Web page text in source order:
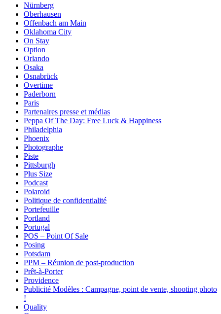
Nürnberg
Oberhausen
Offenbach am Main
Oklahoma City
On Stay
Option
Orlando
Osaka
Osnabrück
Overtime
Paderborn
Paris
Partenaires presse et médias
Peppa Of The Day: Free Luck & Happiness
Philadelphia
Phoenix
Photographe
Piste
Pittsburgh
Plus Size
Podcast
Polaroid
Politique de confidentialité
Portefeuille
Portland
Portugal
POS – Point Of Sale
Posing
Potsdam
PPM – Réunion de post-production
Prêt-à-Porter
Providence
Publicité Modèles : Campagne, point de vente, shooting photo
!
Quality